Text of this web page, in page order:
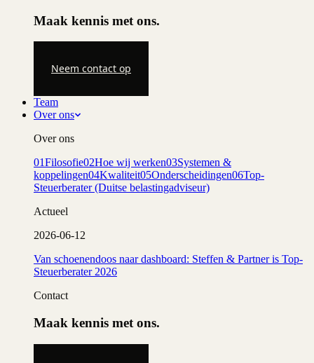
Maak kennis met ons.
Neem contact op
Team
Over ons
Over ons
01Filosofie02Hoe wij werken03Systemen &
koppelingen04Kwaliteit05Onderscheidingen06Top-
Steuerberater (Duitse belastingadviseur)
Actueel
2026-06-12
Van schoenendoos naar dashboard: Steffen & Partner is Top-
Steuerberater 2026
Contact
Maak kennis met ons.